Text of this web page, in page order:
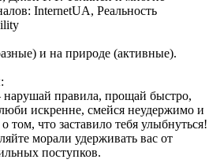
InternetUA, Реальность
и на природе (активные).
правила, прощай быстро,
искренне, смейся неудержимо и
том, что заставило тебя улыбнуться!
морали удерживать вас от
поступков.